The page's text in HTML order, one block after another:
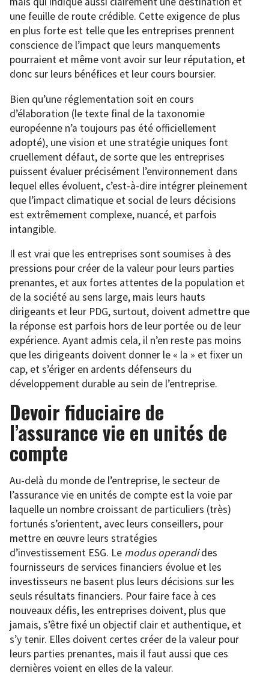
une feuille de route crédible. Cette exigence de plus
en plus forte est telle que les entreprises prennent
conscience de l’impact que leurs manquements
pourraient et même vont avoir sur leur réputation, et
donc sur leurs bénéfices et leur cours boursier.
Bien qu’une réglementation soit en cours
d’élaboration (le texte final de la taxonomie
européenne n’a toujours pas été officiellement
adopté), une vision et une stratégie uniques font
cruellement défaut, de sorte que les entreprises
puissent évaluer précisément l’environnement dans
lequel elles évoluent, c’est-à-dire intégrer pleinement
que l’impact climatique et social de leurs décisions
est extrêmement complexe, nuancé, et parfois
intangible.
Il est vrai que les entreprises sont soumises à des
pressions pour créer de la valeur pour leurs parties
prenantes, et aux fortes attentes de la population et
de la société au sens large, mais leurs hauts
dirigeants et leur PDG, surtout, doivent admettre que
la réponse est parfois hors de leur portée ou de leur
expérience. Ayant admis cela, il n’en reste pas moins
que les dirigeants doivent donner le « la » et fixer un
cap, et s’ériger en ardents défenseurs du
développement durable au sein de l’entreprise.
Devoir fiduciaire de
l’assurance vie en unités de
compte
Au-delà du monde de l’entreprise, le secteur de
l’assurance vie en unités de compte est la voie par
laquelle un nombre croissant de particuliers (très)
fortunés s’orientent, avec leurs conseillers, pour
mettre en œuvre leurs stratégies
d’investissement ESG. Le modus operandides
fournisseurs de services financiers évolue et les
investisseurs ne basent plus leurs décisions sur les
seuls résultats financiers. Pour faire face à ces
nouveaux défis, les entreprises doivent, plus que
jamais, s’être fixé un objectif clair et authentique, et
s’y tenir. Elles doivent certes créer de la valeur pour
leurs parties prenantes, mais il faut aussi que ces
dernières voient en elles de la valeur.